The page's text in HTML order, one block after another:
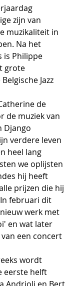
zijn van
muzikaliteit in
Na het
is Philippe
grote
Jazz
de
de muziek van
Django
verdere leven
heel lang
we oplijsten
hij heeft
prijzen die hij
februari dit
werk met
en wat later
een concert
wordt
eerste helft
Andrioli en Bert